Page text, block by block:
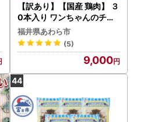
【訳あり】【国産 鶏肉】 ３
0本入り ワンちゃんのチキ
ンジャーキー／ ペットフー
ド チキン 犬用ペットフード
[aw044-a003]
福井県あわら市
(5)
9,000